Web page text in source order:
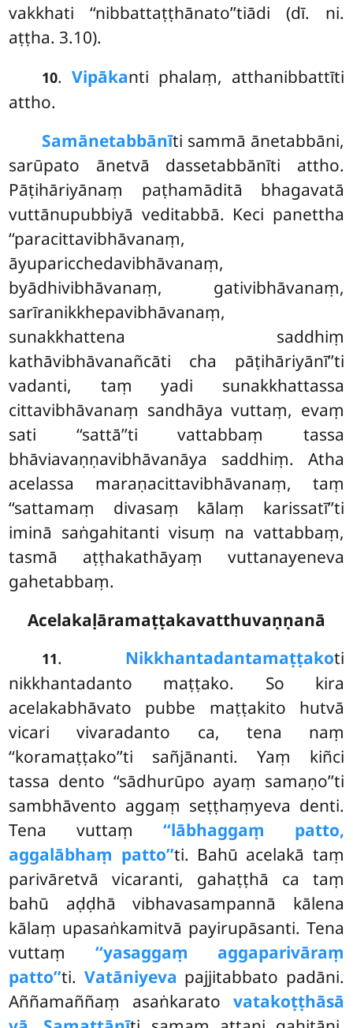
vakkhati ‘‘nibbattaṭṭhānato’’tiādi (dī. ni.
aṭṭha. 3.10).
10. Vipākanti phalaṃ, atthanibbattīti
attho.
Samānetabbānīti sammā ānetabbāni,
sarūpato ānetvā dassetabbānīti attho.
Pāṭihāriyānaṃ paṭhamāditā bhagavatā
vuttānupubbiyā veditabbā. Keci panettha
‘‘paracittavibhāvanaṃ,
āyuparicchedavibhāvanaṃ,
byādhivibhāvanaṃ, gativibhāvanaṃ,
sarīranikkhepavibhāvanaṃ,
sunakkhattena saddhiṃ
kathāvibhāvanañcāti cha pāṭihāriyānī’’ti
vadanti, taṃ yadi sunakkhattassa
cittavibhāvanaṃ sandhāya vuttaṃ, evaṃ
sati ‘‘sattā’’ti vattabbaṃ tassa
bhāviavaṇṇavibhāvanāya saddhiṃ. Atha
acelassa maraṇacittavibhāvanaṃ, taṃ
‘‘sattamaṃ divasaṃ kālaṃ karissatī’’ti
iminā saṅgahitanti visuṃ na vattabbaṃ,
tasmā aṭṭhakathāyaṃ vuttanayeneva
gahetabbaṃ.
Acelakaḷāramaṭṭakavatthuvaṇṇanā
11. Nikkhantadantamaṭṭakoti
nikkhantadanto maṭṭako. So kira
acelakabhāvato pubbe maṭṭakito hutvā
vicari vivaradanto ca, tena naṃ
‘‘koramaṭṭako’’ti sañjānanti. Yaṃ kiñci
tassa dento ‘‘sādhurūpo ayaṃ samaṇo’’ti
sambhāvento aggaṃ seṭṭhaṃyeva denti.
Tena vuttaṃ ‘‘lābhaggaṃ patto,
aggalābhaṃ patto’’ti. Bahū acelakā taṃ
parivāretvā vicaranti, gahaṭṭhā ca taṃ
bahū aḍḍhā vibhavasampannā kālena
kālaṃ upasaṅkamitvā payirupāsanti. Tena
vuttaṃ ‘‘yasaggaṃ aggaparivāraṃ
patto’’ti. Vatāniyeva pajjitabbato padāni.
Aññamaññaṃ asaṅkarato vatakoṭṭhāsā